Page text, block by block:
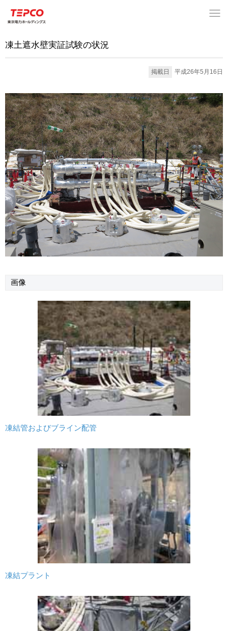
凍土遮水壁実証試験の状況
掲載日 平成26年5月16日
画像
凍結管およびブライン配管
凍結プラント